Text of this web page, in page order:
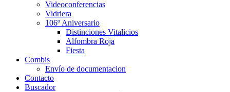
Videoconferencias
Vidriera
106º Aniversario
Distinciones Vitalicios
Alfombra Roja
Fiesta
Combis
Envío de documentacion
Contacto
Buscador